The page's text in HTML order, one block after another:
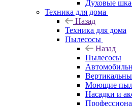
Духовые
Техника для дома
Назад
Техника для дома
Пылесосы
Назад
Пылесосы
Моющие
Насадки и